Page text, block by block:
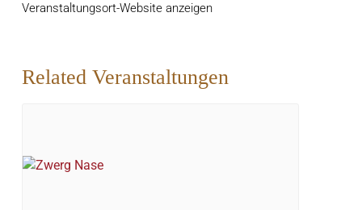
Veranstaltungsort-Website anzeigen
Related Veranstaltungen